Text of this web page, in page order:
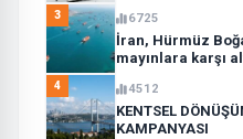
3 6725
İran, Hürmüz
mayınlara karşı
4 4512
KENTSEL
KAMPANYASI